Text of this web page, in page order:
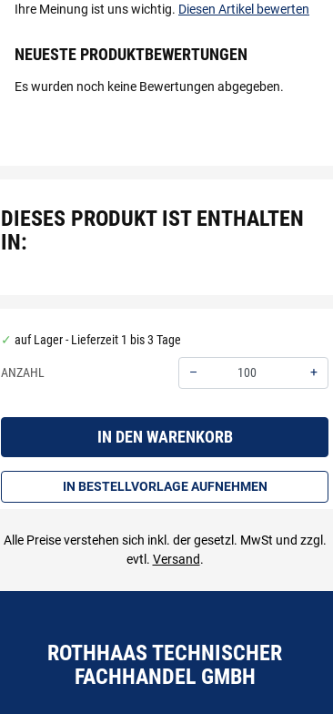
Ihre Meinung ist uns wichtig. Diesen Artikel bewerten
NEUESTE PRODUKTBEWERTUNGEN
Es wurden noch keine Bewertungen abgegeben.
DIESES PRODUKT IST ENTHALTEN
IN:
auf Lager - Lieferzeit 1 bis 3 Tage
ANZAHL –
+
IN DEN WARENKORB
IN BESTELLVORLAGE AUFNEHMEN
Alle Preise verstehen sich inkl. der gesetzl. MwSt und zzgl.
evtl. Versand.
ROTHHAAS TECHNISCHER
FACHHANDEL GMBH